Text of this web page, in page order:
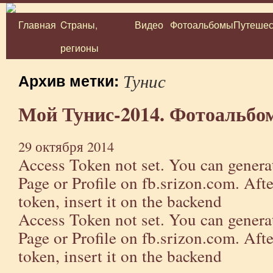
Перейти
Главная Cтраны,
регионы
Видео Фотоальбомы
Архив метки: Тунис
Мой Тунис-2014.
29 октября 2014
Access Token not set. You can
Page or Profile on fb.srizon.com.
token, insert it on the backend
Access Token not set. You can
Page or Profile on fb.srizon.com.
token, insert it on the backend